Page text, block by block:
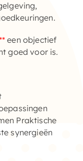
een objectief
goed voor is.
Praktische
synergieën